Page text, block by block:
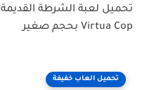
تحميل لعبة الشرطة القديمة
Virtua Cop بحجم صغير
تحميل العاب خفيفة